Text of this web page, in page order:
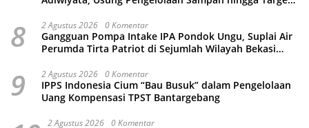
8 2 Agustus 2026 0 Komentar
Gangguan Pompa Intake IPA Pondok Ungu, Suplai Air
Perumda Tirta Patriot di Sejumlah Wilayah Bekasi
9 2 Agustus 2026 0 Komentar
IPPS Indonesia Cium “Bau Busuk” dalam Pengelolaan
Uang Kompensasi TPST Bantargebang
2 Agustus 2026 0 Komentar